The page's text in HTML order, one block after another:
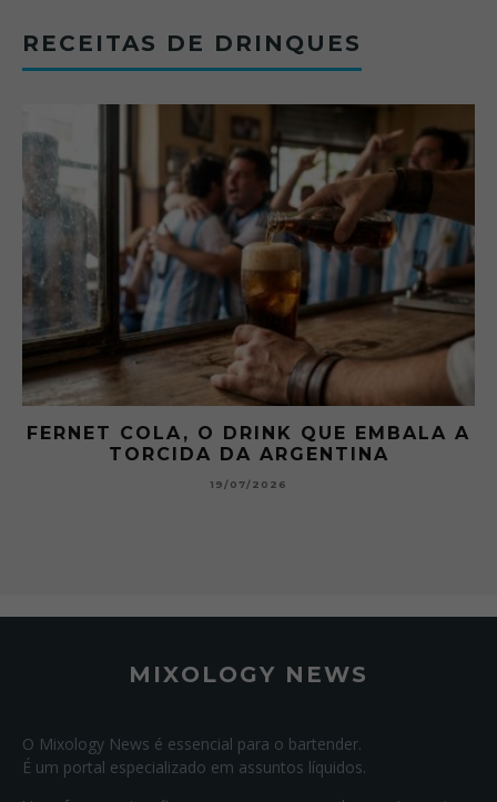
RECEITAS DE DRINQUES
GIBSON: O PICLES QUE MUDOU A
HISTÓRIA DOS MARTINI
15/07/2026
MIXOLOGY NEWS
O Mixology News é essencial para o bartender.
É um portal especializado em assuntos líquidos.